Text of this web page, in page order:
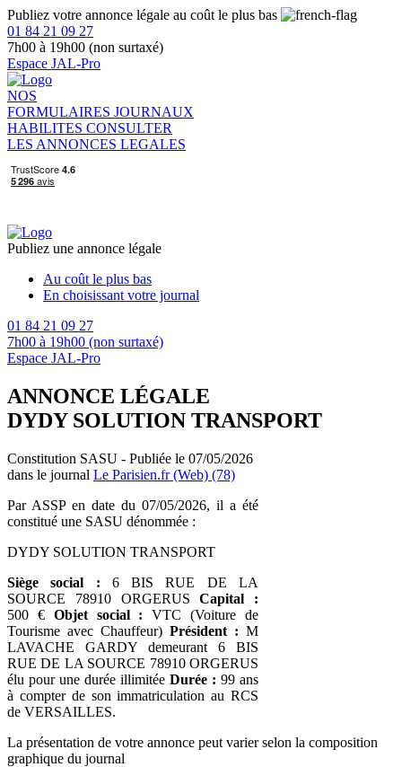
Publiez votre annonce légale au coût le plus bas
01 84 21 09 27
7h00 à 19h00 (non surtaxé)
Espace JAL-Pro
NOS
FORMULAIRES JOURNAUX
HABILITES CONSULTER
LES ANNONCES LEGALES
Publiez une annonce légale
Au coût le plus bas
En choisissant votre journal
01 84 21 09 27
7h00 à 19h00 (non surtaxé)
Espace JAL-Pro
ANNONCE LÉGALE
DYDY SOLUTION TRANSPORT
Constitution SASU - Publiée le 07/05/2026
dans le journal Le Parisien.fr (Web) (78)
Par ASSP en date du 07/05/2026, il a été
constitué une SASU dénommée :
DYDY SOLUTION TRANSPORT
Siège social : 6 BIS RUE DE LA
SOURCE 78910 ORGERUSCapital :
500 € Objet social : VTC (Voiture de
Tourisme avec Chauffeur) Président : M
LAVACHE GARDY demeurant 6 BIS
RUE DE LA SOURCE 78910 ORGERUS
élu pour une durée illimitée Durée : 99 ans
à compter de son immatriculation au RCS
de VERSAILLES.
La présentation de votre annonce peut varier selon la composition
graphique du journal